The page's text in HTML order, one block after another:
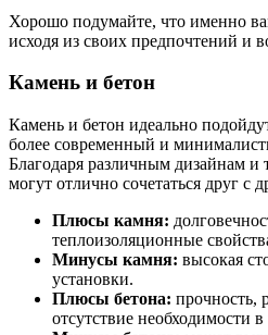
Хорошо подумайте, что именно
исходя из своих предпочтений и
Камень и бетон
Камень и бетон идеально
более современный и
Благодаря различным дизайнам и
могут отлично сочетаться друг с
Плюсы камня:
теплоизоляционные
Минусы камня: высокая
установки.
Плюсы бетона: прочность,
отсутствие необходимости в